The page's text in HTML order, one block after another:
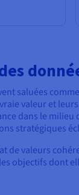
saluées
valeur et
dans le
stratégiques
de valeurs
objectifs dont